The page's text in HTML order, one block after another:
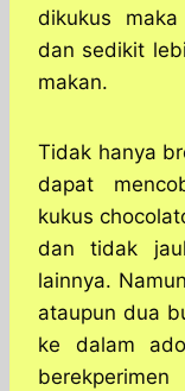
dikukus
dan sedikit
makan.
Tidak hanya
dapat
kukus
dan tidak
lainnya.
ataupun dua
ke dalam